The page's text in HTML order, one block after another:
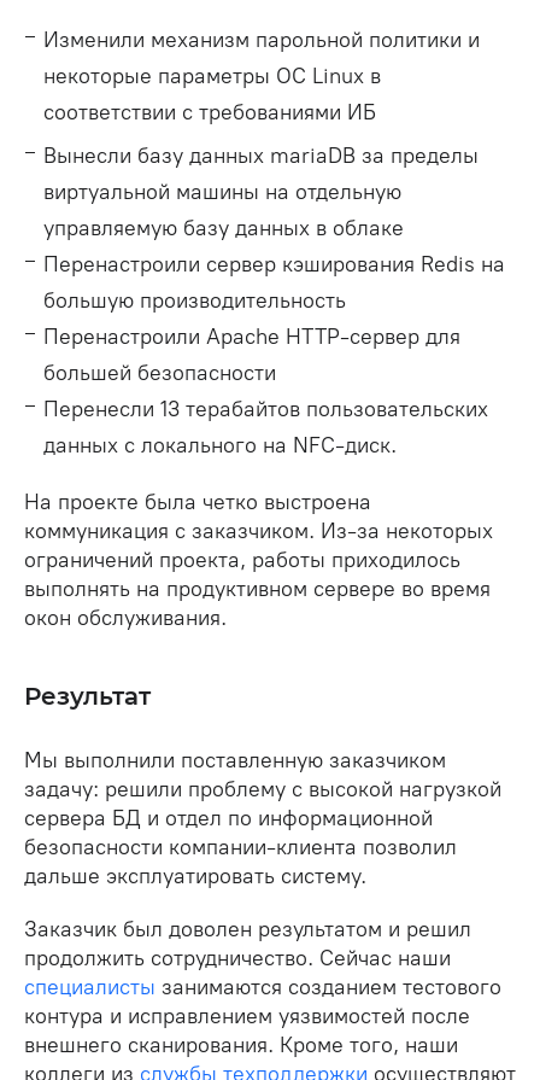
Изменили механизм парольной политики и
некоторые параметры ОС Linux в
соответствии с требованиями ИБ
Вынесли базу данных mariaDB за пределы
виртуальной машины на отдельную
управляемую базу данных в облаке
Перенастроили сервер кэширования Redis на
большую производительность
Перенастроили Apache HTTP-сервер для
большей безопасности
Перенесли 13 терабайтов пользовательских
данных с локального на NFC-диск.
На проекте была четко выстроена
коммуникация с заказчиком. Из-за некоторых
ограничений проекта, работы приходилось
выполнять на продуктивном сервере во время
окон обслуживания.
Результат
Мы выполнили поставленную заказчиком
задачу: решили проблему с высокой нагрузкой
сервера БД и отдел по информационной
безопасности компании-клиента позволил
дальше эксплуатировать систему.
Заказчик был доволен результатом и решил
продолжить сотрудничество. Сейчас наши
специалисты занимаются созданием тестового
контура и исправлением уязвимостей после
внешнего сканирования. Кроме того, наши
коллеги из службы техподдержки осуществляют